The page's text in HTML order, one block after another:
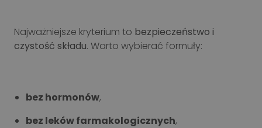
Najważniejsze kryterium to bezpieczeństwo i
czystość składu. Warto wybierać formuły:
bez hormonów,
bez leków farmakologicznych,